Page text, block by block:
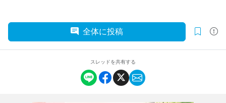
全体に投稿
スレッドを共有する